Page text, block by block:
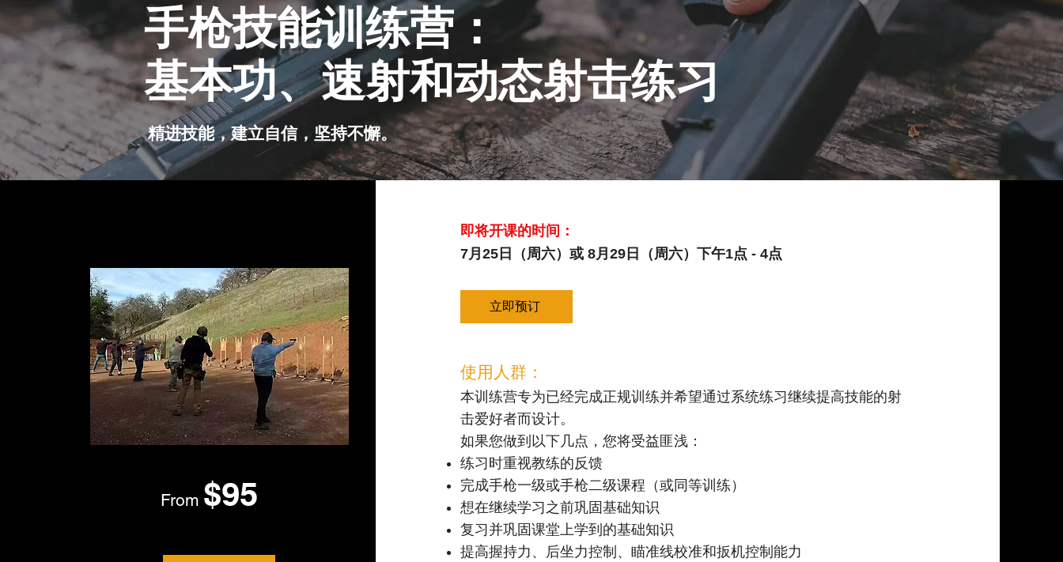
手枪技能训练营：
基本功、速射和动态射击练习
精进技能，建立自信，坚持不懈。
From $95
即将开课的时间：
7月25日（周六）或 8月29日（周六）下午1点 - 4点
立即预订
使用人群：
本训练营专为已经完成正规训练并希望通过系统练习继续提高技能的射
击爱好者而设计。
如果您做到以下几点，您将受益匪浅：
练习时重视教练的反馈
完成手枪一级或手枪二级课程（或同等训练）
想在继续学习之前巩固基础知识
复习并巩固课堂上学到的基础知识
提高握持力、后坐力控制、瞄准线校准和扳机控制能力